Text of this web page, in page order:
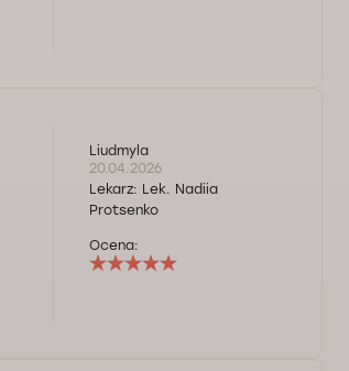
Liudmyla
20.04.2026
Lekarz: Lek. Nadiia
Protsenko
Ocena: